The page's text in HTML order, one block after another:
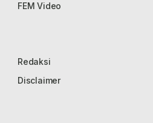
FEM Video
Redaksi
Disclaimer